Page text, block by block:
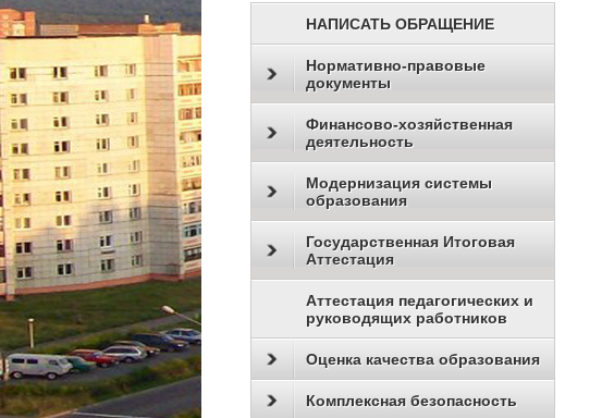
НАПИСАТЬ ОБРАЩЕНИЕ
Нормативно-правовые
документы
Финансово-хозяйственная
деятельность
Модернизация системы
образования
Государственная Итоговая
Аттестация
Аттестация педагогических и
руководящих работников
Оценка качества образования
Комплексная безопасность